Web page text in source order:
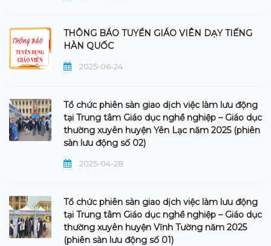
THÔNG BÁO TUYỂN GIÁO VIÊN DẠY TIẾNG
HÀN QUỐC
2025-06-24
Tổ chức phiên sàn giao dịch việc làm lưu động
tại Trung tâm Giáo dục nghề nghiệp – Giáo dục
thường xuyên huyện Yên Lạc năm 2025 (phiên
sàn lưu động số 02)
2025-04-28
Tổ chức phiên sàn giao dịch việc làm lưu động
tại Trung tâm Giáo dục nghề nghiệp – Giáo dục
thường xuyên huyện Vĩnh Tường năm 2025
(phiên sàn lưu động số 01)